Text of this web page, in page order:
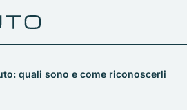
quali sono e come riconoscerli